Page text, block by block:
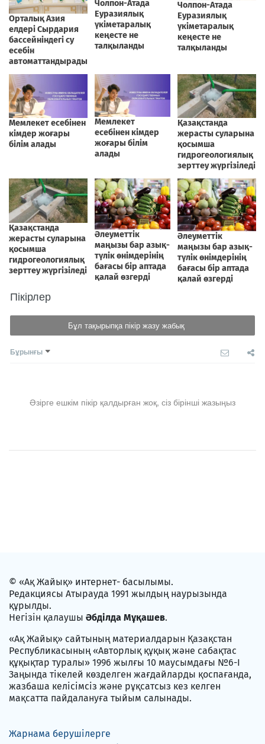
Пікірлер
Бұл тақырыпқа пікір жазу жабық
Бұрынғы
Әзірге ешкім пікір қалдырған жоқ, сіз бірінші жазыңыз
© «Ақ Жайық» интернет- басылымы.
Редакциясы Атырауда 1991 жылдың наурызында
құрылды.
Негізін қалаушы Әбділда Мұқашев.
«Ақ Жайық» сайтының материалдарын Қазақстан
Республикасының «Авторлық құқық және сабақтас
құқықтар туралы» 1996 жылғы 10 маусымдағы №6-I
Заңында тікелей көзделген жағдайларды қоспағанда,
жазбаша келісімсіз және рұқсатсыз кез келген
мақсатта пайдалануға тыйым салынады.
Жарнама берушілерге